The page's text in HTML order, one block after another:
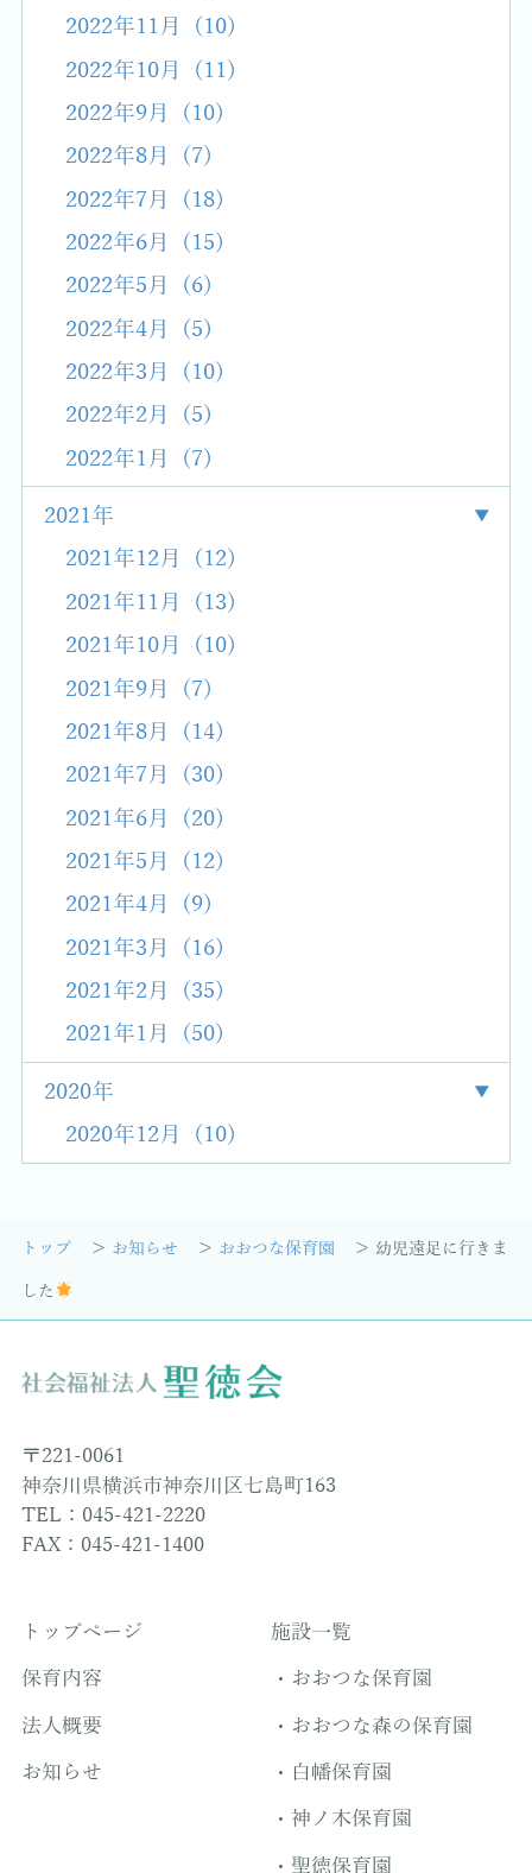
2022年11月 (10)
2022年10月 (11)
2022年9月 (10)
2022年8月 (7)
2022年7月 (18)
2022年6月 (15)
2022年5月 (6)
2022年4月 (5)
2022年3月 (10)
2022年2月 (5)
2022年1月 (7)
2021年
2021年12月 (12)
2021年11月 (13)
2021年10月 (10)
2021年9月 (7)
2021年8月 (14)
2021年7月 (30)
2021年6月 (20)
2021年5月 (12)
2021年4月 (9)
2021年3月 (16)
2021年2月 (35)
2021年1月 (50)
2020年
2020年12月 (10)
トップ お知らせ おおつな保育園 幼児遠足に行きま
した
〒221-0061
神奈川県横浜市神奈川区七島町163
TEL：045-421-2220
FAX：045-421-1400
トップページ
保育内容
法人概要
お知らせ
施設一覧
おおつな保育園
おおつな森の保育園
白幡保育園
神ノ木保育園
聖徳保育園